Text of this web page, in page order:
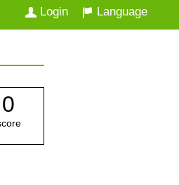
Language
Login
0